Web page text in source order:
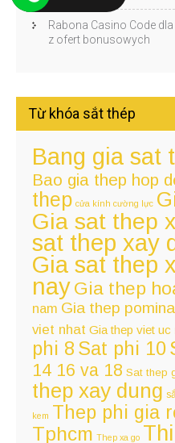
Rabona Casino Code
z ofert bonusowych
Từ khóa sắt thép
Bang gia sat
Bao gia thep hop
thep cửa kính cường lực
Gia sat thep
sat thep xay
Gia sat thep
nayGia thep
nam Gia thep pomina
viet nhat Gia thep viet uc
phi 8 Sat phi 10
14 16 va 18 Sat thep
thep xay dung
kem Thep phi gia
Tphcm Thep xa go